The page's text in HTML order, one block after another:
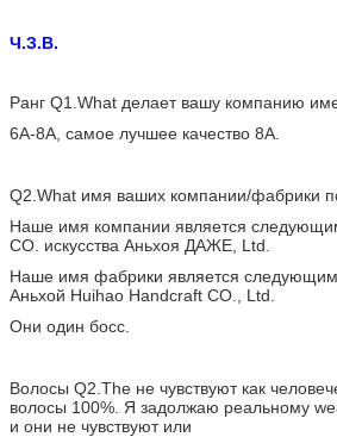
Ч.З.В.
Ранг Q1.What делает вашу компанию
6A-8A, самое лучшее качество 8A.
Q2.What имя ваших компании/фабрики
Наше имя компании является
CO. искусства Аньхоя ДАЖЕ, Ltd.
Наше имя фабрики является
Аньхой Huihao Handcraft CO., Ltd.
Они один босс.
Волосы Q2.The не чувствуют как
волосы 100%. Я задолжаю реальному
и они не чувствуют или